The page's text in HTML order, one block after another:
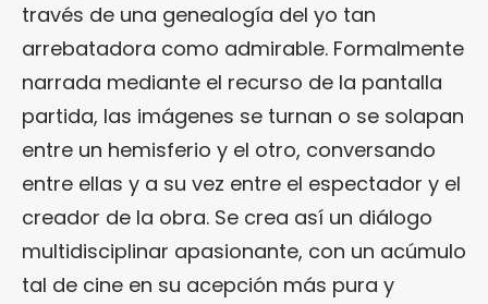
través de una genealogía del yo tan
arrebatadora como admirable. Formalmente
narrada mediante el recurso de la pantalla
partida, las imágenes se turnan o se solapan
entre un hemisferio y el otro, conversando
entre ellas y a su vez entre el espectador y el
creador de la obra. Se crea así un diálogo
multidisciplinar apasionante, con un acúmulo
tal de cine en su acepción más pura y